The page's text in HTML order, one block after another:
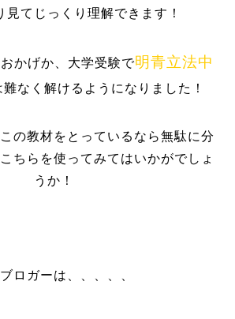
見てじっくり理解できます！
かげか、大学受験で明青立法中
なく解けるようになりました！
の教材をとっているなら無駄に分
ちらを使ってみてはいかがでしょ
うか！
ロガーは、、、、、